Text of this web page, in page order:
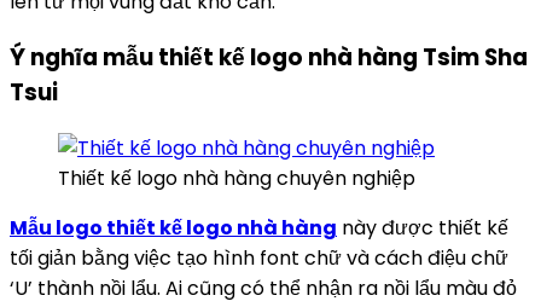
Ý nghĩa mẫu thiết kế logo nhà hàng Tsim Sha
Tsui
Thiết kế logo nhà hàng chuyên nghiệp
Mẫu logo thiết kế logo nhà hàng này được thiết kế
tối giản bằng việc tạo hình font chữ và cách điệu chữ
‘U’ thành nồi lẩu. Ai cũng có thể nhận ra nồi lẩu màu đỏ